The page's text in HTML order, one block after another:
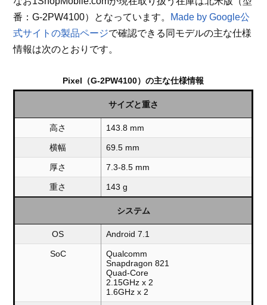
番：G-2PW4100）となっています。 Made by Google公
式サイトの製品ページで確認できる同モデルの主な仕様
情報は次のとおりです。
Pixel（G-2PW4100）の主な仕様情報
サイズと重さ
高さ 143.8 mm
横幅 69.5 mm
厚さ 7.3-8.5 mm
重さ 143 g
システム
OS Android 7.1
SoC
Qualcomm
Snapdragon 821
Quad-Core
2.15GHz x 2
1.6GHz x 2